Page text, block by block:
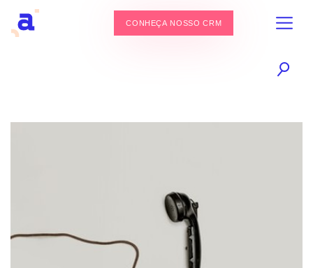
CONHEÇA NOSSO CRM